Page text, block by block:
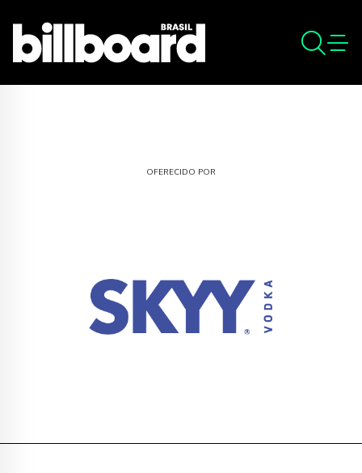
OFERECIDO POR